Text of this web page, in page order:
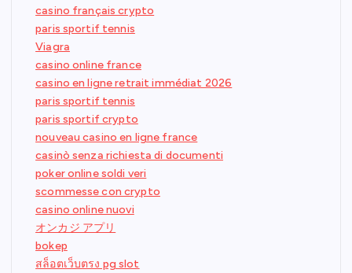
casino français crypto
paris sportif tennis
Viagra
casino online france
casino en ligne retrait immédiat 2026
paris sportif tennis
paris sportif crypto
nouveau casino en ligne france
casinò senza richiesta di documenti
poker online soldi veri
scommesse con crypto
casino online nuovi
オンカジ アプリ
bokep
สล็อตเว็บตรง pg slot